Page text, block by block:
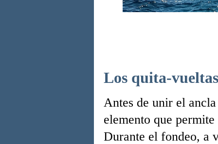
Los quita-vueltas
Antes de unir el
elemento que
Durante el fondeo, a